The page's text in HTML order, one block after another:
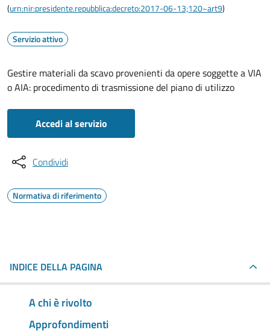
(urn:nir:presidente.repubblica:decreto:2017-06-13;120~art9)
Servizio attivo
Gestire materiali da scavo provenienti da opere soggette a VIA
o AIA: procedimento di trasmissione del piano di utilizzo
Accedi al servizio
Condividi
Normativa di riferimento
INDICE DELLA PAGINA
A chi è rivolto
Approfondimenti